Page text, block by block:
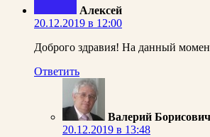
Алексей
20.12.2019 в 12:00
Доброго здравия! На данный
Ответить
Валерий Борисович
20.12.2019 в 13:48